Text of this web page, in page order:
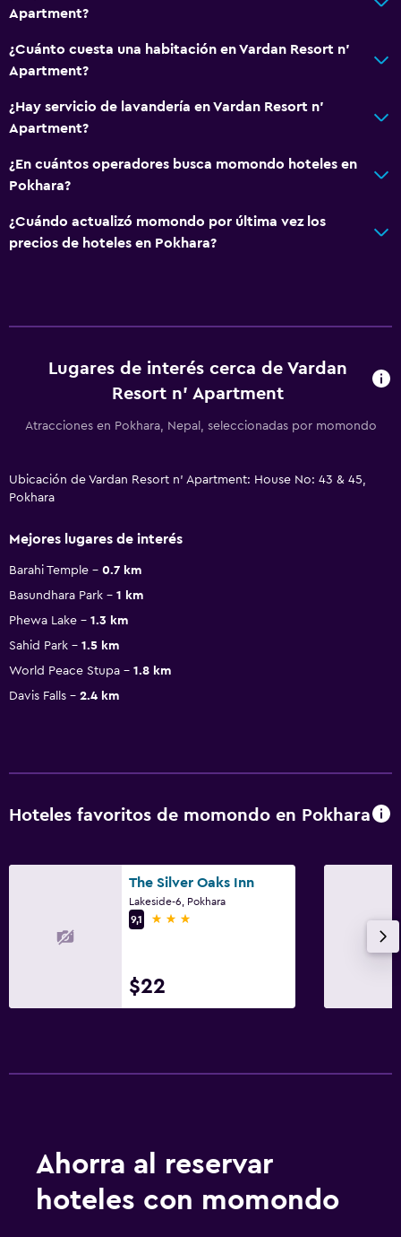
Apartment?
¿Cuánto cuesta una habitación en Vardan Resort n'
Apartment?
¿Hay servicio de lavandería en Vardan Resort n'
Apartment?
¿En cuántos operadores busca momondo hoteles en
Pokhara?
¿Cuándo actualizó momondo por última vez los
precios de hoteles en Pokhara?
Lugares de interés cerca de Vardan
Resort n' Apartment
Atracciones en Pokhara, Nepal, seleccionadas por momondo
Ubicación de Vardan Resort n' Apartment: House No: 43 & 45,
Pokhara
Mejores lugares de interés
Barahi Temple
0.7 km
Basundhara Park
1 km
Phewa Lake
1.3 km
Sahid Park
1.5 km
World Peace Stupa
1.8 km
Davis Falls
2.4 km
Hoteles favoritos de momondo en Pokhara
The Silver Oaks Inn
Lakeside-6, Pokhara
9,1
3 estrellas
$22
Ahorra al reservar
hoteles con momondo